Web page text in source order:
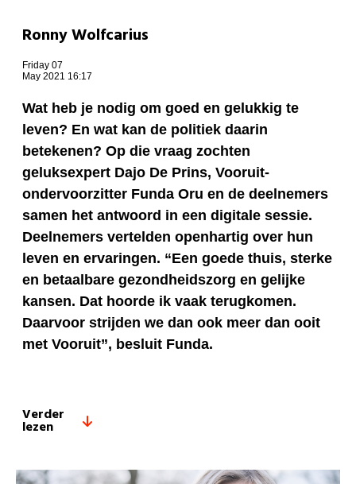
Ronny Wolfcarius
Friday 07
May 2021 16:17
Wat heb je nodig om goed en gelukkig te
leven? En wat kan de politiek daarin
betekenen? Op die vraag zochten
geluksexpert Dajo De Prins, Vooruit-
ondervoorzitter Funda Oru en de deelnemers
samen het antwoord in een digitale sessie.
Deelnemers vertelden openhartig over hun
leven en ervaringen. “Een goede thuis, sterke
en betaalbare gezondheidszorg en gelijke
kansen. Dat hoorde ik vaak terugkomen.
Daarvoor strijden we dan ook meer dan ooit
met Vooruit”, besluit Funda.
Verder
lezen